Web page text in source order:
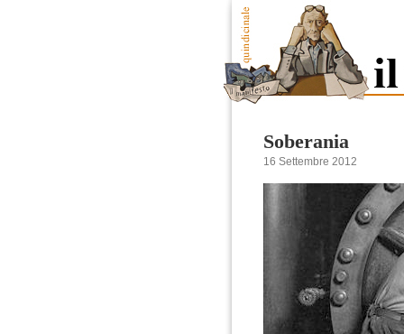
Soberania
16 Settembre 2012